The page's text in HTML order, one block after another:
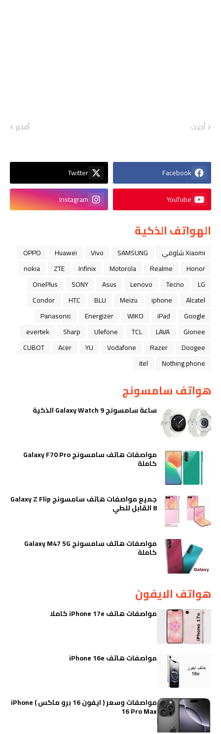
أحدث أقدم
Facebook
Twitter
YouTube
Instagram
الهواتف الذكية
Xiaomi شاومي SAMSUNG
Vivo
Huawei
OPPO
Honor
Realme
Motorola
Infinix
ZTE
nokia
LG
Tecno
Lenovo
Asus
SONY
OnePlus
Alcatel
iphone
Meizu
BLU
HTC
Condor
Google
iPad
WIKO
Energizer
Panasonic
Gionee
LAVA
TCL
Ulefone
Sharp
evertek
Doogee
Razer
Vodafone
YU
Acer
CUBOT
Nothing phone
itel
هواتف سامسونج
ساعة سامسونج Galaxy Watch 9 الذكية
مواصفات هاتف سامسونج Galaxy F70 Pro
كاملة
جميع مواصفات هاتف سامسونج Galaxy Z Flip
8 القابل للطي
مواصفات هاتف سامسونج Galaxy M47 5G
كاملة
هواتف الايفون
مواصفات هاتف iPhone 17e كاملا
مواصفات هاتف iPhone 16e
مواصفات وسعر ( ايفون 16 برو ماكس ) iPhone
16 Pro Max